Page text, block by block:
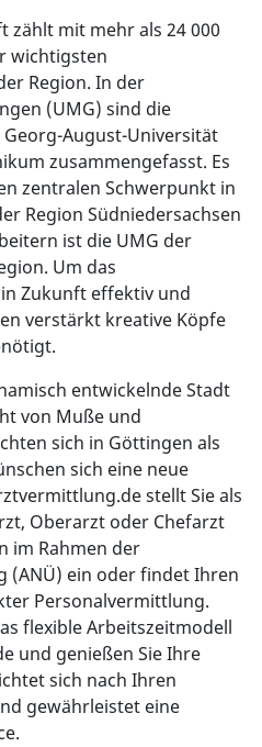
zählt mit mehr als 24 000
wichtigsten
Region. In der
(UMG) sind die
August-Universität
zusammengefasst. Es
zentralen Schwerpunkt in
Region Südniedersachsen
ist die UMG der
Um das
Zukunft effektiv und
verstärkt kreative Köpfe
entwickelnde Stadt
von Muße und
sich in Göttingen als
sich eine neue
stellt Sie als
Oberarzt oder Chefarzt
im Rahmen der
(ANÜ) ein oder findet Ihren
Personalvermittlung.
flexible Arbeitszeitmodell
und genießen Sie Ihre
sich nach Ihren
gewährleistet eine